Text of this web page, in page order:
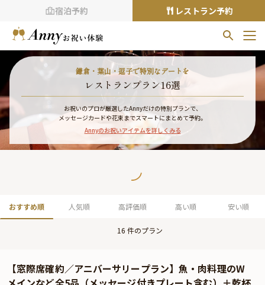
宿泊予約 レストラン予約
お気に入りプラン
お気に入りの登録がありません
プランの をクリックすることで
お気に入りに追加できます。
閲覧履歴
過去に見たお店が最大10件まで表示されます。
TOP
よくあるご質問
鎌倉・葉山・逗子で特別なデートを
レストランプラン16選
お祝いのプロが厳選したAnnyだけの特別プランで、
メッセージカードや花束までスマートにまとめて予約。
Annyのお祝いアイテムを詳しくみる
おすすめ順 人気順 高評価順 高い順 安い順
16 件のプラン
【窓際席確約／アニバーサリープラン】魚・肉料理のW